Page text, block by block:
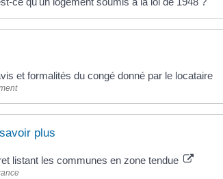
et formalités du congé donné par le locataire
plus
listant les communes en zone tendue